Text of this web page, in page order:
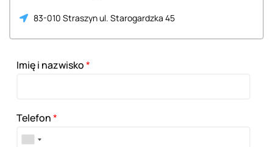
83-010 Straszyn ul. Starogardzka 45
Imię i nazwisko*
Telefon*